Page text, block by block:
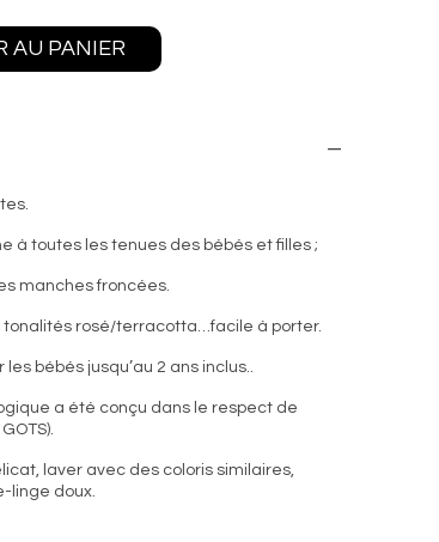
AU PANIER
à toutes les tenues des bébés et filles ;
manches froncées.
tonalités rosé/terracotta…facile à porter.
les bébés jusqu’au 2 ans inclus..
a été conçu dans le respect de
laver avec des coloris similaires,
linge doux.